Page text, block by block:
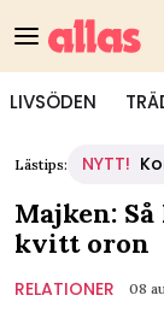
LIVSÖDEN
Lästips: NYTT!
Majken:
kvitt oron
RELATIONER 08